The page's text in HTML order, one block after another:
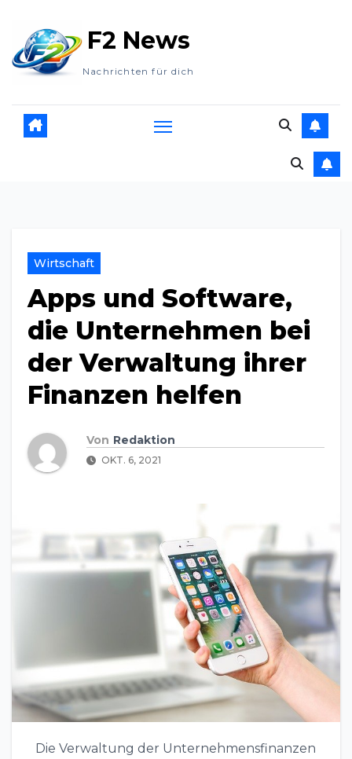
Inhalt
springen
F2 News
Nachrichten für dich
Wirtschaft
Apps und Software,
die Unternehmen bei
der Verwaltung ihrer
Finanzen helfen
Von Redaktion
OKT. 6, 2021
Die Verwaltung der Unternehmensfinanzen